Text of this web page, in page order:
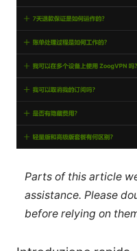
Parts of this article
assistance. Please
before relying on